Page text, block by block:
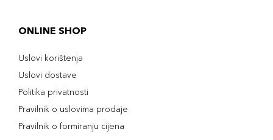
ONLINE SHOP
Uslovi korištenja
Uslovi dostave
Politika privatnosti
Pravilnik o uslovima prodaje
Pravilnik o formiranju cijena